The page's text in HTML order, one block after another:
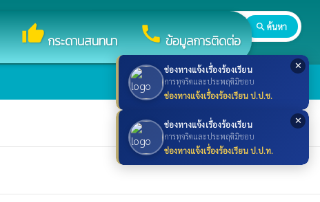
✕
ช่องทางแจ้งเรื่องร้องเรียน
การทุจริตและประพฤติมิชอบ
ช่องทางแจ้งเรื่องร้องเรียน ป.ป.ช.
✕
ช่องทางแจ้งเรื่องร้องเรียน
การทุจริตและประพฤติมิชอบ
ช่องทางแจ้งเรื่องร้องเรียน ป.ป.ท.
thumb_upกระดานสนทนา callข้อมูลการติดต่อ
search ค้นหา